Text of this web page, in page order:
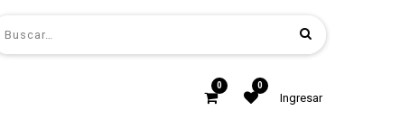
0 0
Ingresar